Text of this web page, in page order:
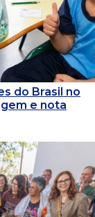
do Brasil no
e nota